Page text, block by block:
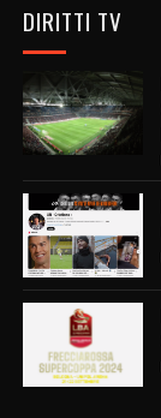
DIRITTI TV